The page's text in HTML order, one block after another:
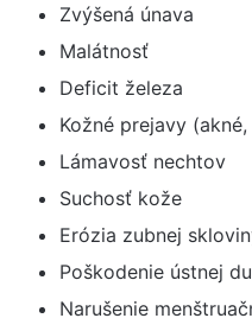
Zvýšená únava
Malátnosť
Deficit železa
Kožné prejavy (akné,
Lámavosť nechtov
Suchosť kože
Erózia zubnej
Poškodenie ústnej
Narušenie